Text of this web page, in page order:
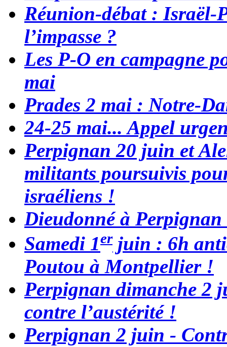
Réunion-débat : Israël-
l’impasse ?
Les P-O en campagne
mai
Prades 2 mai : Notre-
24-25 mai... Appel
Perpignan 20 juin et
militants poursuivis
israéliens !
Dieudonné à Perpignan
Samedi 1erjuin : 6h
Poutou à Montpellier !
Perpignan dimanche 2
contre l’austérité !
Perpignan 2 juin -